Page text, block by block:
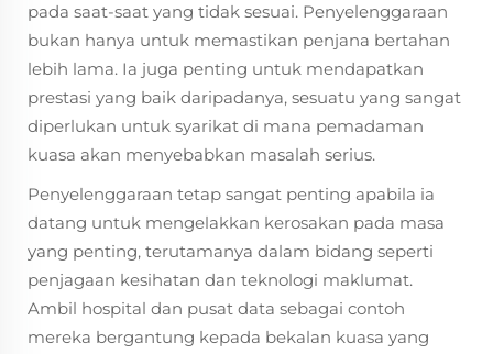
pada saat-saat yang tidak sesuai. Penyelenggaraan
bukan hanya untuk memastikan penjana bertahan
lebih lama. Ia juga penting untuk mendapatkan
prestasi yang baik daripadanya, sesuatu yang sangat
diperlukan untuk syarikat di mana pemadaman
kuasa akan menyebabkan masalah serius.
Penyelenggaraan tetap sangat penting apabila ia
datang untuk mengelakkan kerosakan pada masa
yang penting, terutamanya dalam bidang seperti
penjagaan kesihatan dan teknologi maklumat.
Ambil hospital dan pusat data sebagai contoh
mereka bergantung kepada bekalan kuasa yang